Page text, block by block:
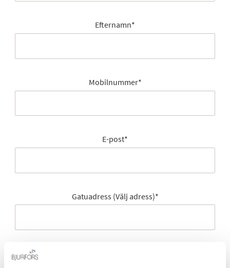
Efternamn*
Mobilnummer*
E-post*
Gatuadress (Välj adress)*